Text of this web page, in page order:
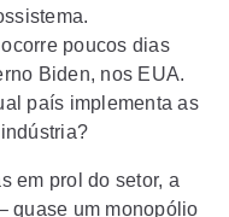
poucos dias
Biden, nos EUA.
país implementa as
em prol do setor, a
quase um monopólio